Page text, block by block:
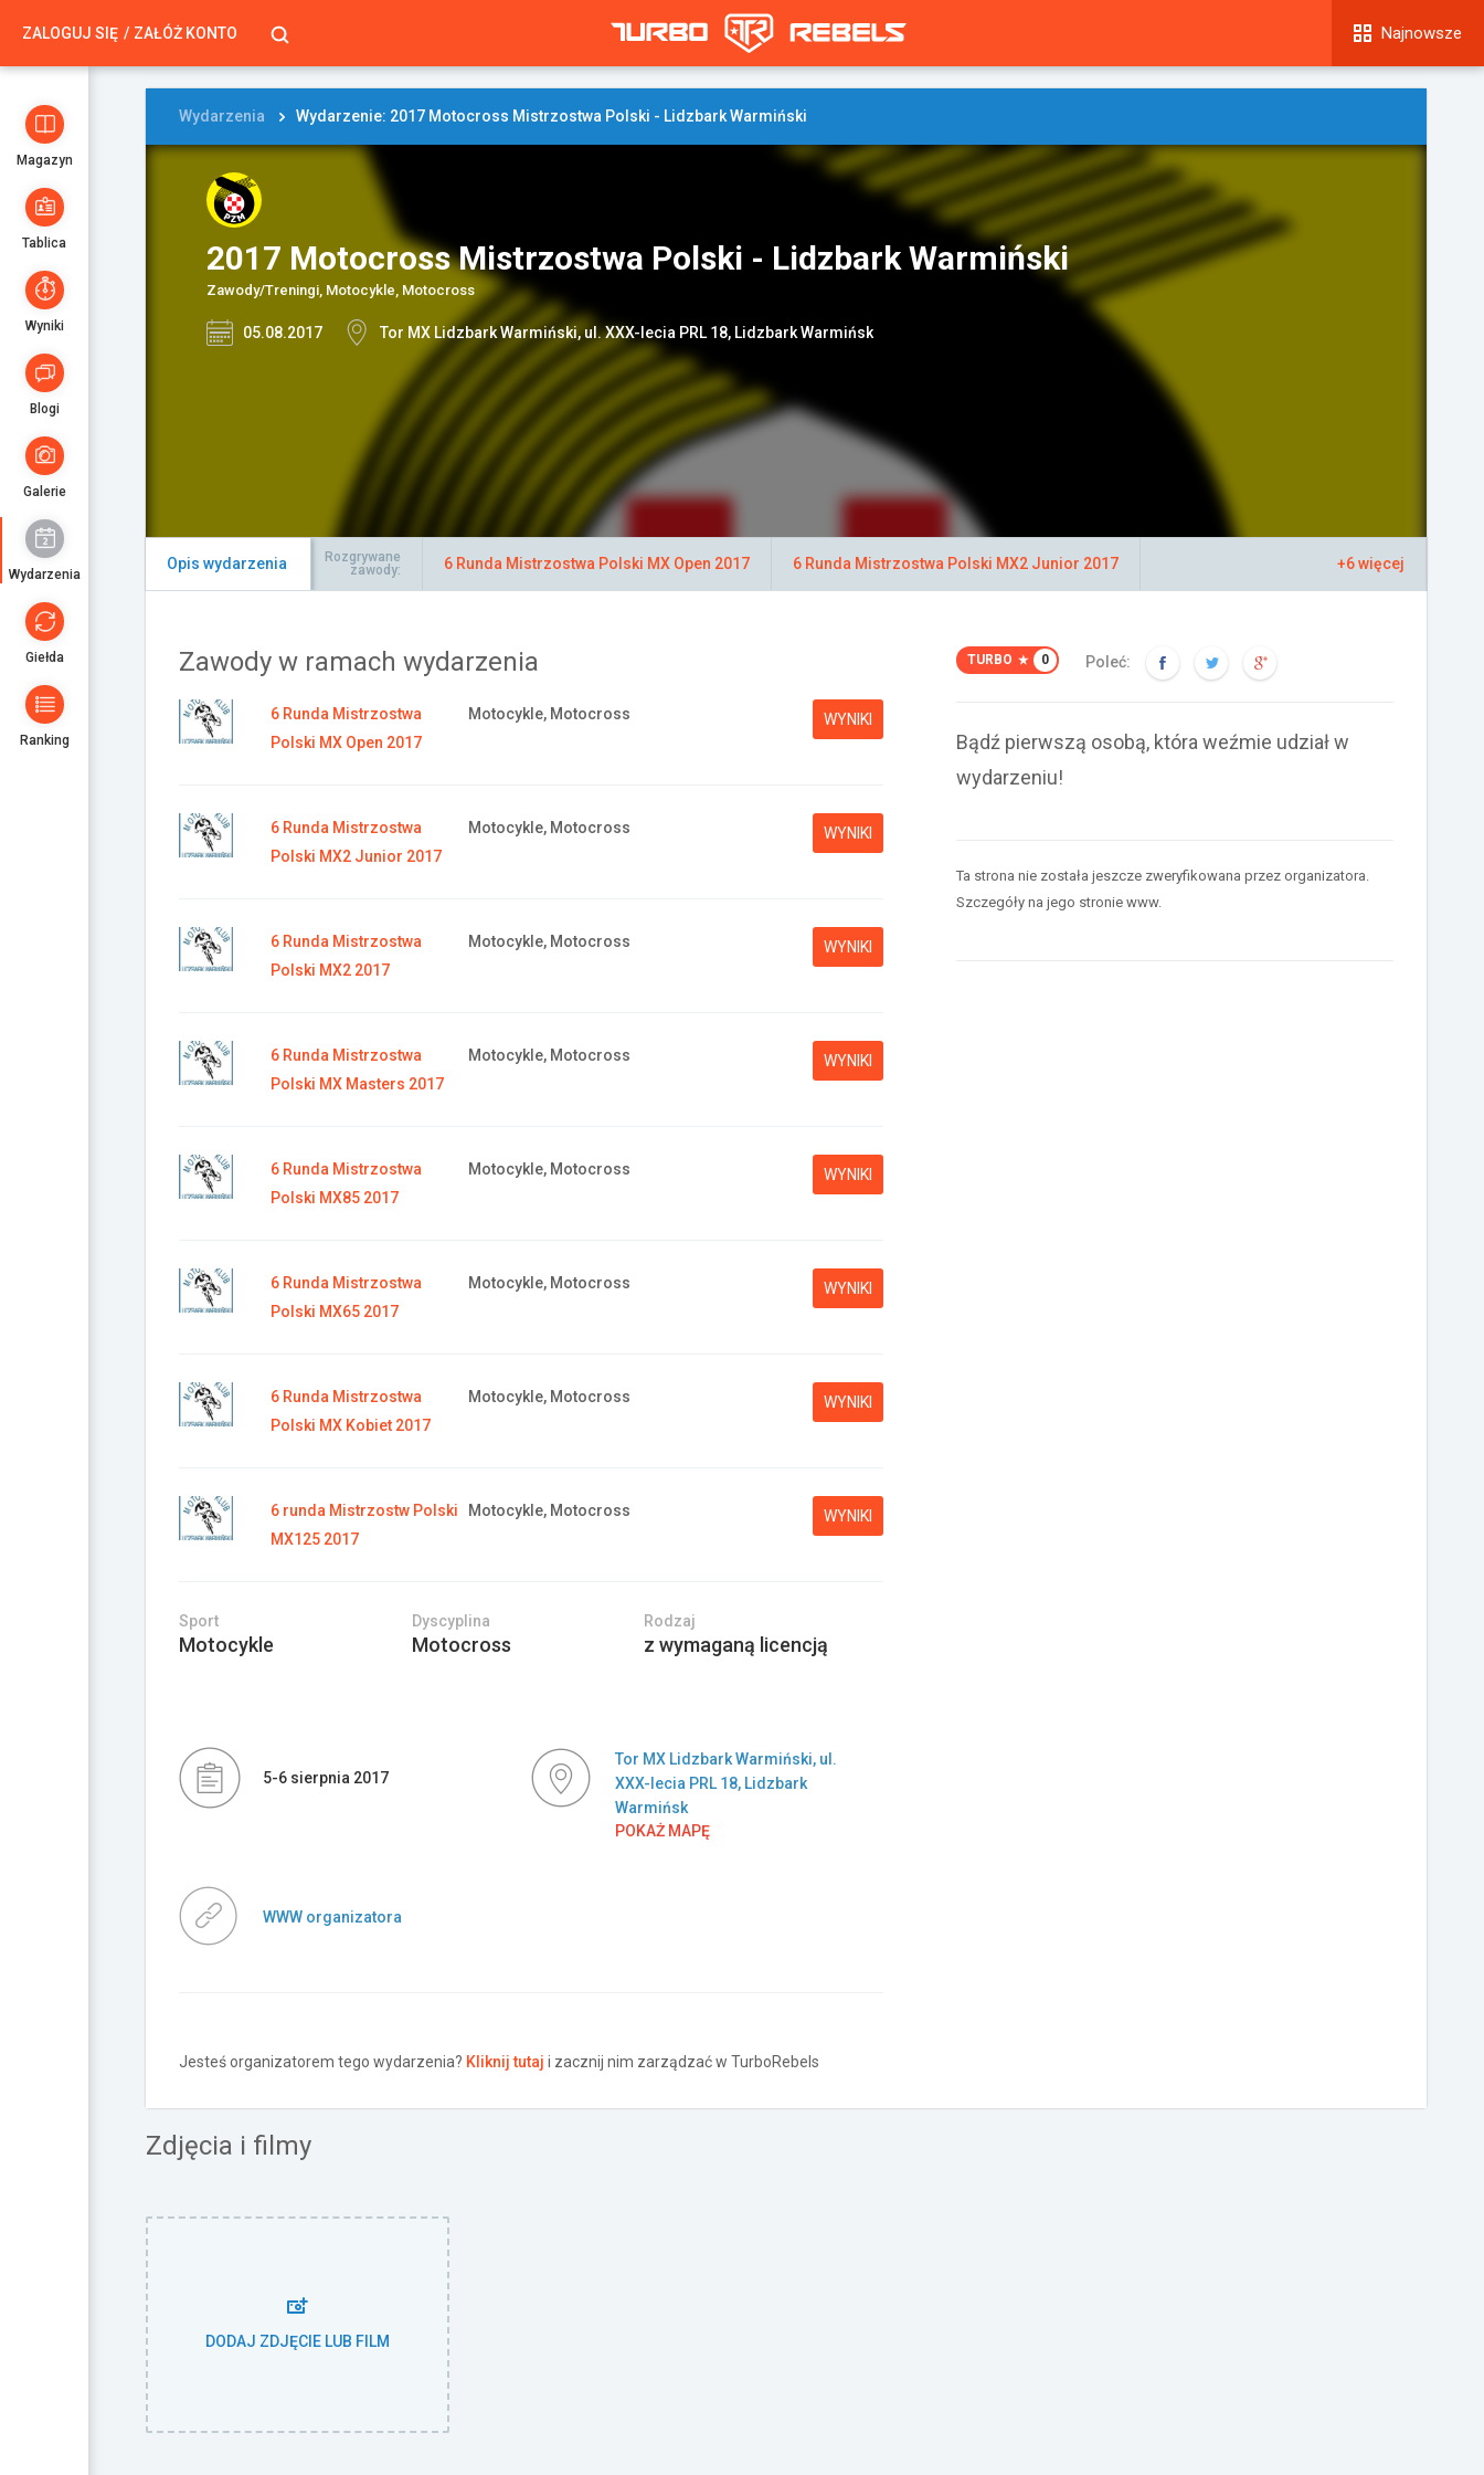
ZALOGUJ SIĘ ZAŁÓŻ KONTO Najnowsze
Magazyn
Tablica
Wyniki
Blogi
Galerie
Wydarzenia
Giełda
Ranking
Wydarzenia Wydarzenie: 2017 Motocross Mistrzostwa Polski - Lidzbark Warmiński
2017 Motocross Mistrzostwa Polski - Lidzbark Warmiński
Zawody/Treningi, Motocykle, Motocross
05.08.2017 Tor MX Lidzbark Warmiński, ul. XXX-lecia PRL 18, Lidzbark Warmińsk
Opis wydarzenia
Rozgrywane
zawody:
+6 więcej
6 Runda Mistrzostwa Polski MX Open 2017 6 Runda Mistrzostwa Polski MX2 Junior 2017
Zawody w ramach wydarzenia
6 Runda Mistrzostwa
Polski MX Open 2017
Motocykle, Motocross WYNIKI
6 Runda Mistrzostwa
Polski MX2 Junior 2017
Motocykle, Motocross WYNIKI
6 Runda Mistrzostwa
Polski MX2 2017
Motocykle, Motocross WYNIKI
6 Runda Mistrzostwa
Polski MX Masters 2017
Motocykle, Motocross WYNIKI
6 Runda Mistrzostwa
Polski MX85 2017
Motocykle, Motocross WYNIKI
6 Runda Mistrzostwa
Polski MX65 2017
Motocykle, Motocross WYNIKI
6 Runda Mistrzostwa
Polski MX Kobiet 2017
Motocykle, Motocross WYNIKI
6 runda Mistrzostw Polski
MX125 2017
Motocykle, Motocross WYNIKI
Sport
Motocykle
Dyscyplina
Motocross
Rodzaj
z wymaganą licencją
5-6 sierpnia 2017
Tor MX Lidzbark Warmiński, ul.
XXX-lecia PRL 18, Lidzbark
Warmińsk
POKAŻ MAPĘ
WWW organizatora
Jesteś organizatorem tego wydarzenia? Kliknij tutaj i zacznij nim zarządzać w TurboRebels
TURBO 0 Poleć:
Bądź pierwszą osobą, która weźmie udział w
wydarzeniu!
Ta strona nie została jeszcze zweryfikowana przez organizatora.
Szczegóły na jego stronie www.
Zdjęcia i filmy
DODAJ ZDJĘCIE LUB FILM